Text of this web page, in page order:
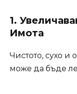
1.
Имота
Чистото, сухо и
може да бъде